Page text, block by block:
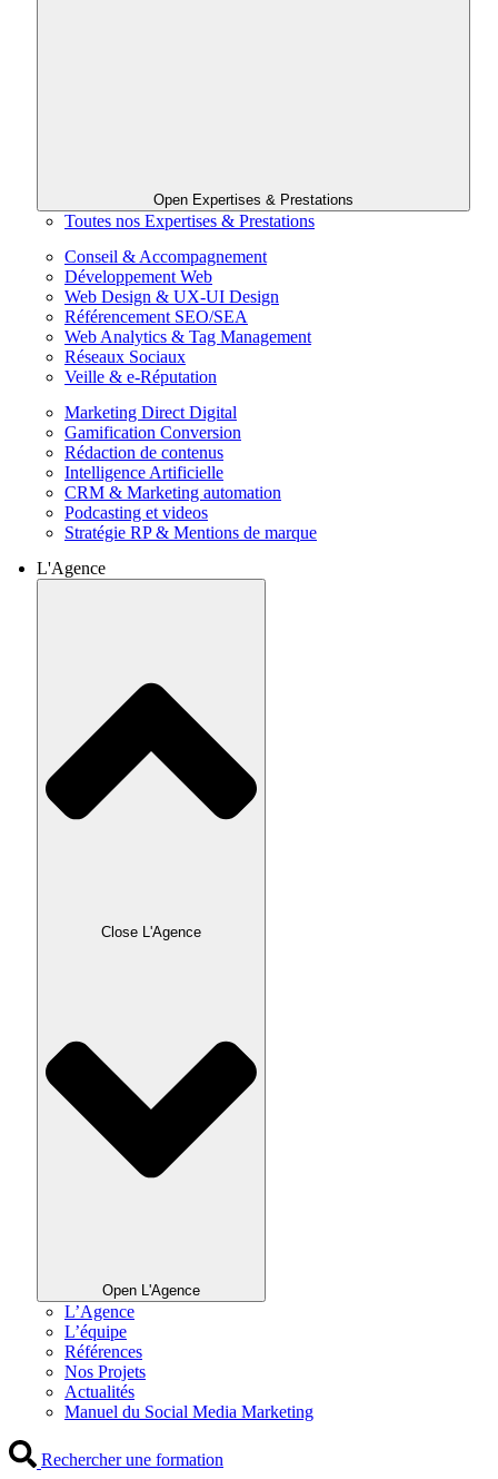
Open Expertises & Prestations
Toutes nos Expertises & Prestations
Conseil & Accompagnement
Développement Web
Web Design & UX-UI Design
Référencement SEO/SEA
Web Analytics & Tag Management
Réseaux Sociaux
Veille & e-Réputation
Marketing Direct Digital
Gamification Conversion
Rédaction de contenus
Intelligence Artificielle
CRM & Marketing automation
Podcasting et videos
Stratégie RP & Mentions de marque
L'Agence
Close L'Agence
Open L'Agence
L’Agence
L’équipe
Références
Nos Projets
Actualités
Manuel du Social Media Marketing
Rechercher une formation